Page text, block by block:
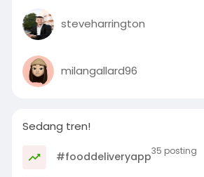
steveharrington
milangallard96
Sedang tren!
#fooddeliveryapp35 posting